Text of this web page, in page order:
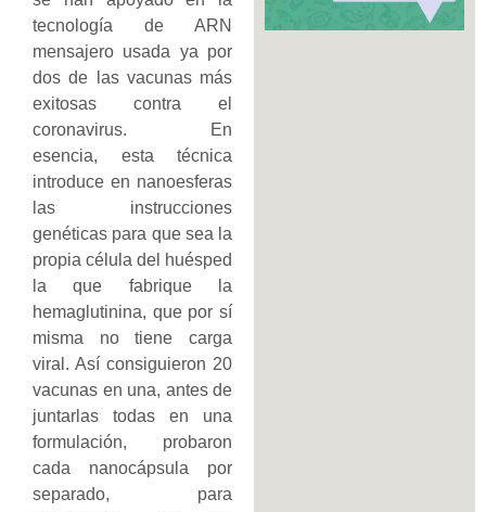
tecnología de ARN
mensajero usada ya por
dos de las vacunas más
exitosas contra el
coronavirus. En
esencia, esta técnica
introduce en nanoesferas
las instrucciones
genéticas para que sea la
propia célula del huésped
la que fabrique la
hemaglutinina, que por sí
misma no tiene carga
viral. Así consiguieron 20
vacunas en una, antes de
juntarlas todas en una
formulación, probaron
cada nanocápsula por
separado, para